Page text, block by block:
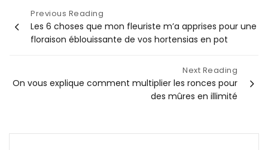
Navigation
de
l’article
Previous Reading
Les 6 choses que mon fleuriste m’a apprises pour une
floraison éblouissante de vos hortensias en pot
Next Reading
On vous explique comment multiplier les ronces pour
des mûres en illimité